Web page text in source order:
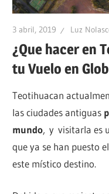
3 abril, 2019 Luz
¿Que hacer en
tu Vuelo en
Teotihuacan
las ciudades antiguas
mundo, y visitarla es
que ya se han puesto
este místico destino.